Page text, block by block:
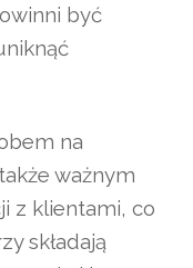
być
na
ważnym
z klientami, co
składają